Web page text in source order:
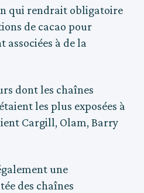
qui rendrait obligatoire
de cacao pour
associées à de la
dont les chaînes
les plus exposées à
Cargill, Olam, Barry
une
des chaînes